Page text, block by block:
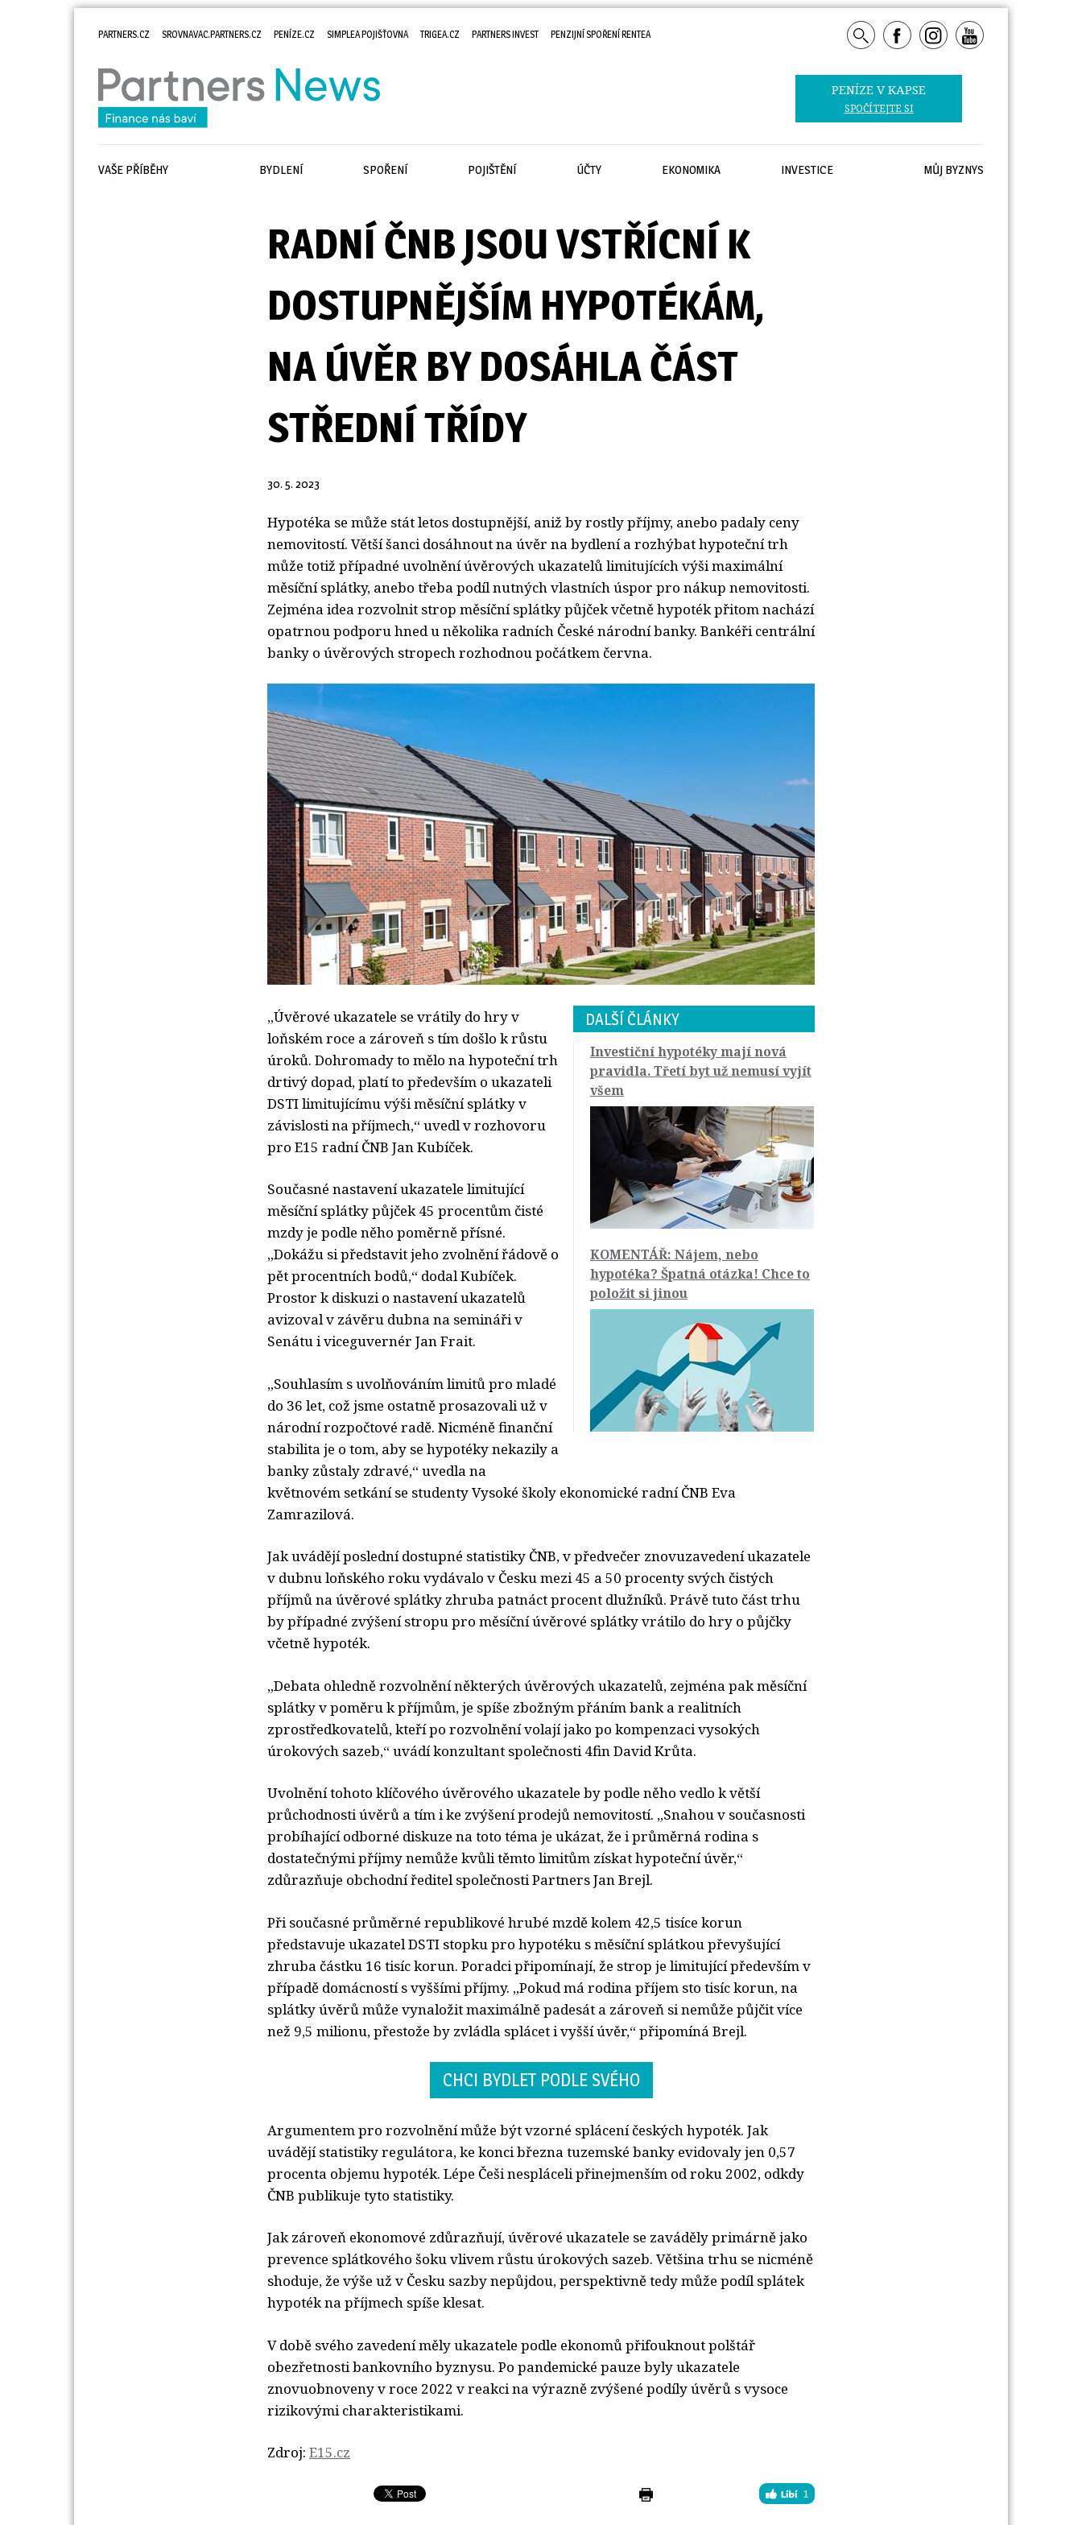
RADNÍ ČNB JSOU VSTŘÍCNÍ K
DOSTUPNĚJŠÍM HYPOTÉKÁM,
NA ÚVĚR BY DOSÁHLA ČÁST
STŘEDNÍ TŘÍDY
30. 5. 2023
Hypotéka se může stát letos dostupnější, aniž by rostly příjmy, anebo padaly ceny
nemovitostí. Větší šanci dosáhnout na úvěr na bydlení a rozhýbat hypoteční trh
může totiž případné uvolnění úvěrových ukazatelů limitujících výši maximální
měsíční splátky, anebo třeba podíl nutných vlastních úspor pro nákup nemovitosti.
Zejména idea rozvolnit strop měsíční splátky půjček včetně hypoték přitom nachází
opatrnou podporu hned u několika radních České národní banky. Bankéři centrální
banky o úvěrových stropech rozhodnou počátkem června.
DALŠÍ ČLÁNKY
Investiční hypotéky mají nová
pravidla. Třetí byt už nemusí vyjít
všem
KOMENTÁŘ: Nájem, nebo
hypotéka? Špatná otázka! Chce to
položit si jinou
„Úvěrové ukazatele se vrátily do hry v
loňském roce a zároveň s tím došlo k růstu
úroků. Dohromady to mělo na hypoteční trh
drtivý dopad, platí to především o ukazateli
DSTI limitujícímu výši měsíční splátky v
závislosti na příjmech,“ uvedl v rozhovoru
pro E15 radní ČNB Jan Kubíček.
Současné nastavení ukazatele limitující
měsíční splátky půjček 45 procentům čisté
mzdy je podle něho poměrně přísné.
„Dokážu si představit jeho zvolnění řádově o
pět procentních bodů,“ dodal Kubíček.
Prostor k diskuzi o nastavení ukazatelů
avizoval v závěru dubna na semináři v
Senátu i viceguvernér Jan Frait.
„Souhlasím s uvolňováním limitů pro mladé
do 36 let, což jsme ostatně prosazovali už v
národní rozpočtové radě. Nicméně finanční
stabilita je o tom, aby se hypotéky nekazily a
banky zůstaly zdravé,“ uvedla na
květnovém setkání se studenty Vysoké školy ekonomické radní ČNB Eva
Zamrazilová.
Jak uvádějí poslední dostupné statistiky ČNB, v předvečer znovuzavedení ukazatele
v dubnu loňského roku vydávalo v Česku mezi 45 a 50 procenty svých čistých
příjmů na úvěrové splátky zhruba patnáct procent dlužníků. Právě tuto část trhu
by případné zvýšení stropu pro měsíční úvěrové splátky vrátilo do hry o půjčky
včetně hypoték.
„Debata ohledně rozvolnění některých úvěrových ukazatelů, zejména pak měsíční
splátky v poměru k příjmům, je spíše zbožným přáním bank a realitních
zprostředkovatelů, kteří po rozvolnění volají jako po kompenzaci vysokých
úrokových sazeb,“ uvádí konzultant společnosti 4fin David Krůta.
Uvolnění tohoto klíčového úvěrového ukazatele by podle něho vedlo k větší
průchodnosti úvěrů a tím i ke zvýšení prodejů nemovitostí. „Snahou v současnosti
probíhající odborné diskuze na toto téma je ukázat, že i průměrná rodina s
dostatečnými příjmy nemůže kvůli těmto limitům získat hypoteční úvěr,“
zdůrazňuje obchodní ředitel společnosti Partners Jan Brejl.
Při současné průměrné republikové hrubé mzdě kolem 42,5 tisíce korun
představuje ukazatel DSTI stopku pro hypotéku s měsíční splátkou převyšující
zhruba částku 16 tisíc korun. Poradci připomínají, že strop je limitující především v
případě domácností s vyššími příjmy. „Pokud má rodina příjem sto tisíc korun, na
splátky úvěrů může vynaložit maximálně padesát a zároveň si nemůže půjčit více
než 9,5 milionu, přestože by zvládla splácet i vyšší úvěr,“ připomíná Brejl.
CHCI BYDLET PODLE SVÉHO
Argumentem pro rozvolnění může být vzorné splácení českých hypoték. Jak
uvádějí statistiky regulátora, ke konci března tuzemské banky evidovaly jen 0,57
procenta objemu hypoték. Lépe Češi nespláceli přinejmenším od roku 2002, odkdy
ČNB publikuje tyto statistiky.
Jak zároveň ekonomové zdůrazňují, úvěrové ukazatele se zaváděly primárně jako
prevence splátkového šoku vlivem růstu úrokových sazeb. Většina trhu se nicméně
shoduje, že výše už v Česku sazby nepůjdou, perspektivně tedy může podíl splátek
hypoték na příjmech spíše klesat.
V době svého zavedení měly ukazatele podle ekonomů přifouknout polštář
obezřetnosti bankovního byznysu. Po pandemické pauze byly ukazatele
znovuobnoveny v roce 2022 v reakci na výrazně zvýšené podíly úvěrů s vysoce
rizikovými charakteristikami.
Zdroj: E15.cz
1
PARTNERS.CZ SROVNAVAC.PARTNERS.CZ PENÍZE.CZ SIMPLEA POJIŠŤOVNA TRIGEA.CZ PARTNERS INVEST PENZIJNÍ SPOŘENÍ RENTEA
PENÍZE V KAPSE
SPOČÍTEJTE SI
VAŠE PŘÍBĚHY BYDLENÍ SPOŘENÍ POJIŠTĚNÍ ÚČTY EKONOMIKA INVESTICE MŮJ BYZNYS